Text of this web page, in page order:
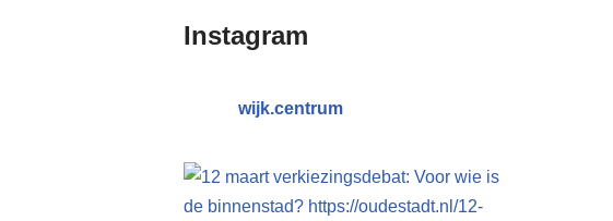
Instagram
wijk.centrum